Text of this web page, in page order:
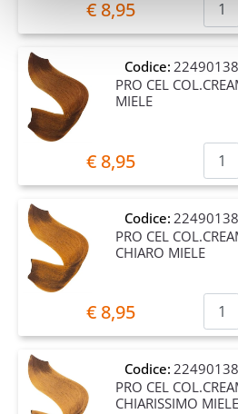
€ 8,95
Codice:
PRO CEL
MIELE
€ 8,95
Codice:
PRO CEL
CHIARO MIELE
€ 8,95
Codice:
PRO CEL
CHIARISSIMO MIELE